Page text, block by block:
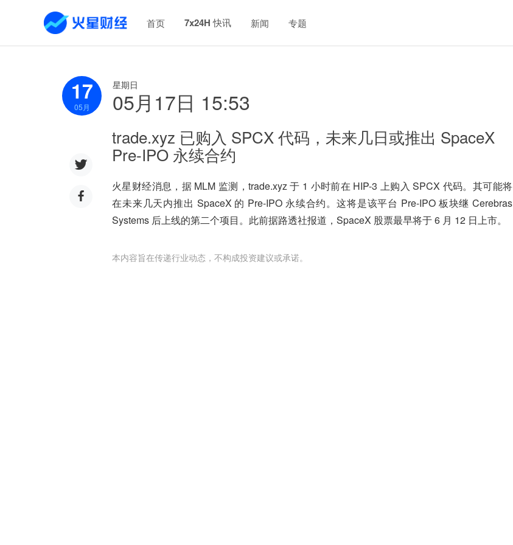
首页 7x24H 快讯 新闻 专题
17
05月
星期日
05月17日 15:53
trade.xyz 已购入 SPCX 代码，未来几日或推出 SpaceX
Pre-IPO 永续合约
火星财经消息，据 MLM 监测，trade.xyz 于 1 小时前在 HIP-3 上购入 SPCX 代码。其可能将
在未来几天内推出 SpaceX 的 Pre-IPO 永续合约。这将是该平台 Pre-IPO 板块继 Cerebras
Systems 后上线的第二个项目。此前据路透社报道，SpaceX 股票最早将于 6 月 12 日上市。
本内容旨在传递行业动态，不构成投资建议或承诺。